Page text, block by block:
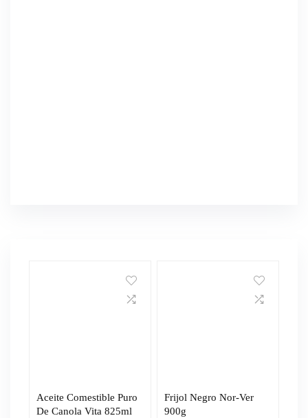
Aceite Comestible Puro
De Canola Vita 825ml
Frijol Negro Nor-Ver
900g